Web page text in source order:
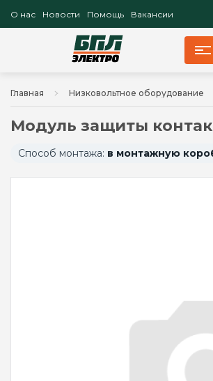
О нас Новости Помощь Вакансии
Главная Низковольтное оборудование
Модуль защиты
Способ монтажа: в монтажную